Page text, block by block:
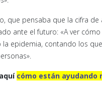
que pensaba que la cifra
ante el futuro: «A ver
la epidemia, contando los
cómo están ayudando